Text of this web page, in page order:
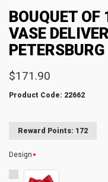
BOUQUET
VASE
PETERSBURG
$171.90
Product Code: 22662
Reward Points: 172
Design